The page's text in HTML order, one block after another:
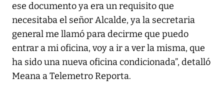
ese documento ya era un requisito que
necesitaba el señor Alcalde, ya la secretaria
general me llamó para decirme que puedo
entrar a mi oficina, voy a ir a ver la misma, que
ha sido una nueva oficina condicionada”, detalló
Meana aTelemetro Reporta.